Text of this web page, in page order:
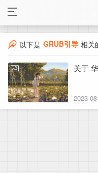
以下是 GRUB引导 相关
关于
2023-